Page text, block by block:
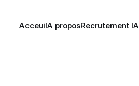
AcceuilA proposRecrutement IA